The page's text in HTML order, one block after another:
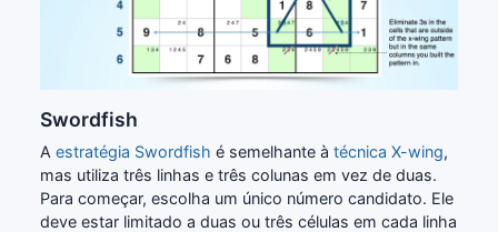
Swordfish
A estratégia Swordfish é semelhante à técnica X-wing,
mas utiliza três linhas e três colunas em vez de duas.
Para começar, escolha um único número candidato. Ele
deve estar limitado a duas ou três células em cada linha